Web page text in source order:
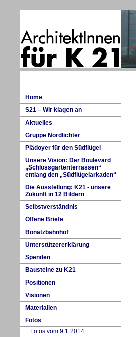
Home
S21 – Wir klagen an
Aktuelles
Gruppe Nordlichter
P lädoyer für den Südflügel
Unsere Vision: Der Boulevard
„Schlossgartenterrassen“
entlang den „Südflügelarkaden“
Die Ausstellung: K21 - unsere
Zukunft in 12 Bildern
Se lbstverständnis
Offene Briefe
Bonatzbahnhof
Unterstützererklärung
Spenden
Bausteine zu K21
Positionen
Visionen
Materialien
Fotos
Fotos vom 9.1.2014